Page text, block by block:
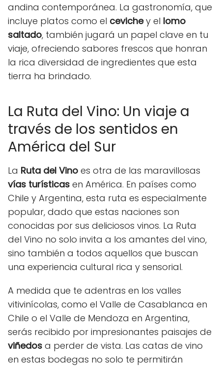
andina contemporánea. La gastronomía, que
incluye platos como el cevichey el lomo
saltado, también jugará un papel clave en tu
viaje, ofreciendo sabores frescos que honran
la rica diversidad de ingredientes que esta
tierra ha brindado.
La Ruta del Vino: Un viaje a
través de los sentidos en
América del Sur
La Ruta del Vino es otra de las maravillosas
vías turísticas en América. En países como
Chile y Argentina, esta ruta es especialmente
popular, dado que estas naciones son
conocidas por sus deliciosos vinos. La Ruta
del Vino no solo invita a los amantes del vino,
sino también a todos aquellos que buscan
una experiencia cultural rica y sensorial.
A medida que te adentras en los valles
vitivinícolas, como el Valle de Casablanca en
Chile o el Valle de Mendoza en Argentina,
serás recibido por impresionantes paisajes de
viñedos a perder de vista. Las catas de vino
en estas bodegas no solo te permitirán